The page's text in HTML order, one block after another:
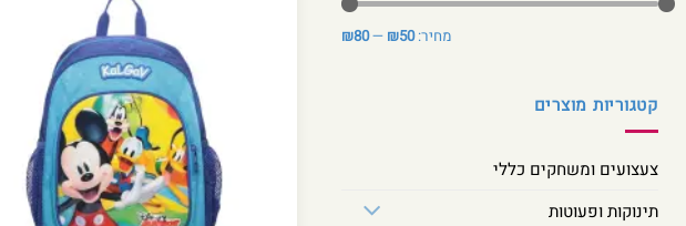
מחיר:₪50
—
₪80
קטגוריות מוצרים
צעצועים ומשחקים כללי
תינוקות ופעוטות